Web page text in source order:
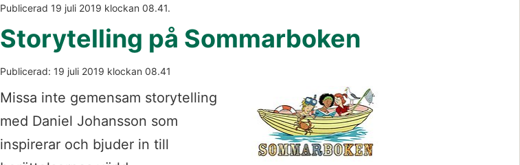
Publicerad 19 juli 2019 klockan 08.41.
Storytelling på Sommarboken
Publicerad: 19 juli 2019 klockan 08.41
Missa inte gemensam storytelling
med Daniel Johansson som
inspirerar och bjuder in till